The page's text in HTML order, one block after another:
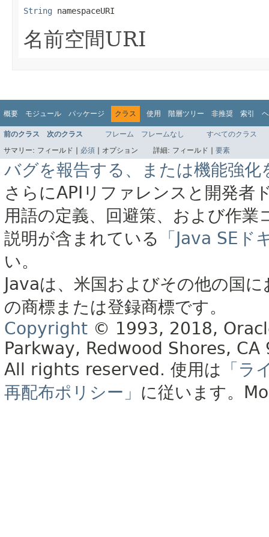
String namespaceURI
名前空間URI
概要 モジュール パッケージ クラス 使用 階層ツリー 非推奨 索引
前のクラス 次のクラス フレーム フレームなし
すべてのクラス
サマリー: フィールド | 必須 | オプション 詳細: フィールド | 要素
バグを報告する、または機能強化
さらにAPIリファレンスと開発者
用語の定義、回避策、および作
説明が含まれている
「Java SE
い。
Javaは、米国およびその他の国
の商標または登録商標です。
Copyright © 1993, 2018,
Parkway, Redwood Shores, CA
All rights reserved. 使用は 「ラ
再配布ポリシー」 に従います。